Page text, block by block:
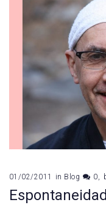
01/02/2011 in Blog 0